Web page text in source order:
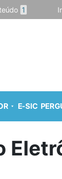
1
E-SIC